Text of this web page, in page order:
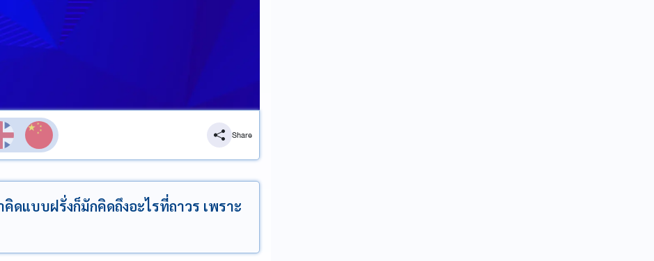
Share
ดแบบฝรั่งก็มักคิดถึงอะไรที่ถาวร เพราะ